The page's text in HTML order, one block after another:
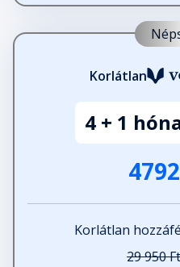
Korlátlan
4 + 1
Korlátlan
29 950 Ft